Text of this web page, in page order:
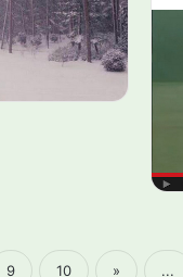
9 10 » ...